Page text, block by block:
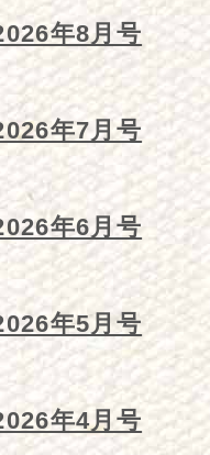
年8月号
年7月号
年6月号
年5月号
年4月号